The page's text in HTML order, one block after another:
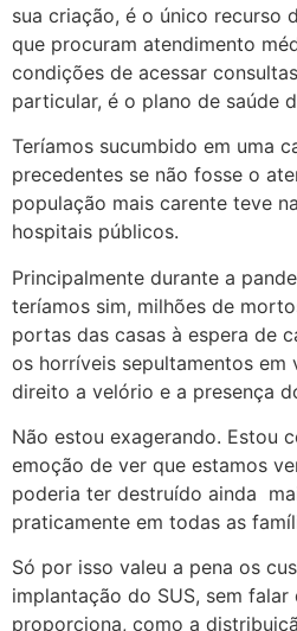
sua criação, é o único recurso
que procuram atendimento
condições de acessar
particular, é o plano de saúde
Teríamos sucumbido em uma
precedentes se não fosse o
população mais carente teve
hospitais públicos.
Principalmente durante a
teríamos sim, milhões de
portas das casas à espera de
os horríveis sepultamentos em
direito a velório e a presença
Não estou exagerando. Estou
emoção de ver que estamos
poderia ter destruído ainda
praticamente em todas as
Só por isso valeu a pena os
implantação do SUS, sem
proporciona, como a